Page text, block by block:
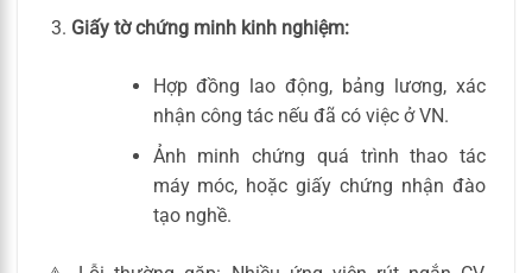
Giấy tờ chứng minh kinh nghiệm:
Hợp đồng lao động, bảng lương, xác
nhận công tác nếu đã có việc ở VN.
Ảnh minh chứng quá trình thao tác
máy móc, hoặc giấy chứng nhận đào
tạo nghề.